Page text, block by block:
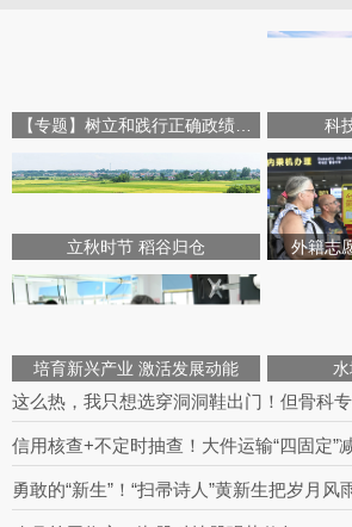
科
立秋时节 稻谷归仓 外籍志
培育新兴产业 激活发展动能
这么热，我只想选穿洞洞鞋出门！但骨科
信用核查+不定时抽查！大件运输“四固定”